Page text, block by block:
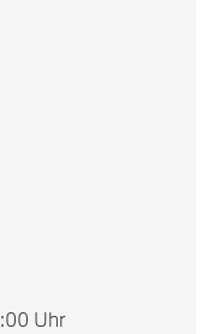
Uhr